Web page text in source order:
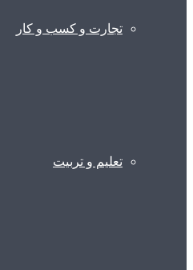
تجارت و کسب و کار
تعلیم و تربیت